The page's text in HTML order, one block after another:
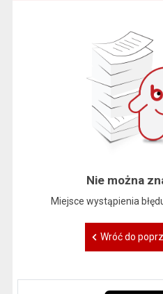
Nie można
Miejsce wystąpienia
Wróć do